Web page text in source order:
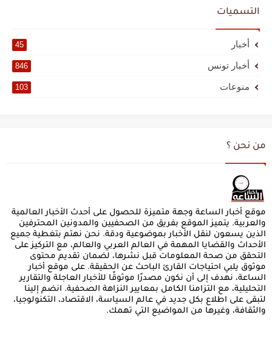
التسميات
أخبار 45
أخبار تونس 846
منوعات 103
من نحن ؟
موقع أخبار الساعة وجهة متميزة للحصول على أحدث الأخبار العالمية
والعربية. يتميز الموقع بفريق من الصحفيين والمدونين المحترفين
الذين يسعون لنقل الأخبار بموضوعية ودقة. نحن نهتم بتغطية جميع
الأحداث والقضايا المهمة في العالم العربي والعالم، مع التركيز على
التحقق من صحة المعلومات قبل نشرها، لضمان تقديم محتوى
موثوق يلبي احتياجات القارئ الباحث عن الحقيقة. على موقع أخبار
الساعة، نهدف إلى أن نكون مصدرًا موثوقًا للأخبار العاجلة والتقارير
التحليلية، مع التزامنا الكامل بمعايير النزاهة الصحفية. انضم إلينا
لتبقى على اطلاع بكل جديد في عالم السياسة، الاقتصاد، التكنولوجيا،
والثقافة، وغيرها من المواضيع التي تهمك.